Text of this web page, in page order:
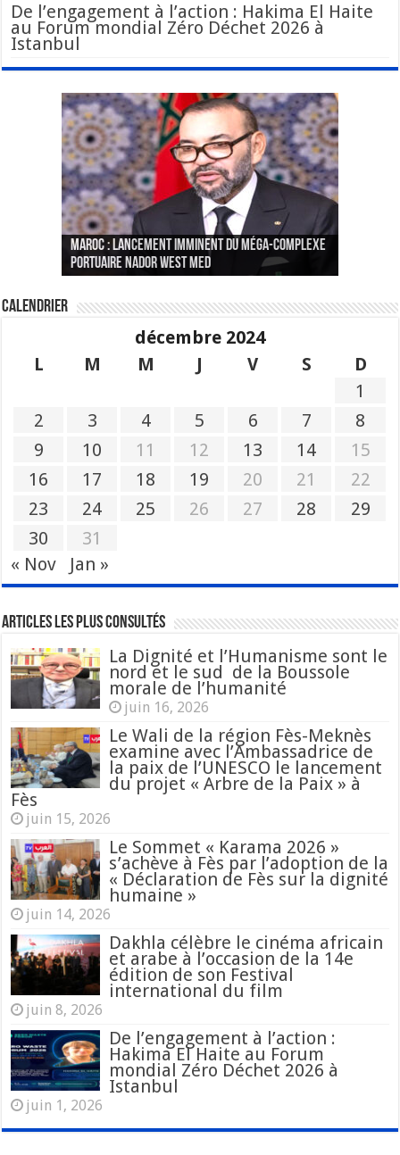
De l’engagement à l’action : Hakima El Haite
au Forum mondial Zéro Déchet 2026 à
Istanbul
MAROC : Lancement imminent du méga-complexe
portuaire Nador West Med
Le Wali Ait Taleb préside la nomination du
nouveau Secrétaire Général pour insuffler un
sang nouveau à l’administration
Fès : La 70e conférence annuelle de la
Fédération internationale des journalistes et
des écrivains s’est achevée
Paris va présenter à Alger une liste de
« plusieurs centaines de personnes » aux
profils « dangereux »
CGEM: le binôme Oukacha-Joundy reconduit à la
tête de la Fédération des pêches maritimes
Calendrier
décembre 2024
L
M M J V S
D
1
2
3 4 5 6 7
8
9
10 11 12 13 14
15
16
17 18 19 20 21
22
23
24 25 26 27 28
29
30
31
« Nov
Jan »
Articles les plus consultés
La Dignité et l’Humanisme sont le
nord et le sud de la Boussole
morale de l’humanité
juin 16, 2026
Le Wali de la région Fès-Meknès
examine avec l’Ambassadrice de
la paix de l’UNESCO le lancement
du projet « Arbre de la Paix » à
Fès
juin 15, 2026
Le Sommet « Karama 2026 »
s’achève à Fès par l’adoption de la
« Déclaration de Fès sur la dignité
humaine »
juin 14, 2026
Dakhla célèbre le cinéma africain
et arabe à l’occasion de la 14e
édition de son Festival
international du film
juin 8, 2026
De l’engagement à l’action :
Hakima El Haite au Forum
mondial Zéro Déchet 2026 à
Istanbul
juin 1, 2026